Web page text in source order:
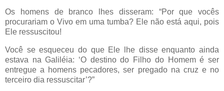
Os homens de branco lhes disseram: “Por que vocês
procurariam o Vivo em uma tumba? Ele não está aqui, pois
Ele ressuscitou!
Você se esqueceu do que Ele lhe disse enquanto ainda
estava na Galiléia: ‘O destino do Filho do Homem é ser
entregue a homens pecadores, ser pregado na cruz e no
terceiro dia ressuscitar’?”